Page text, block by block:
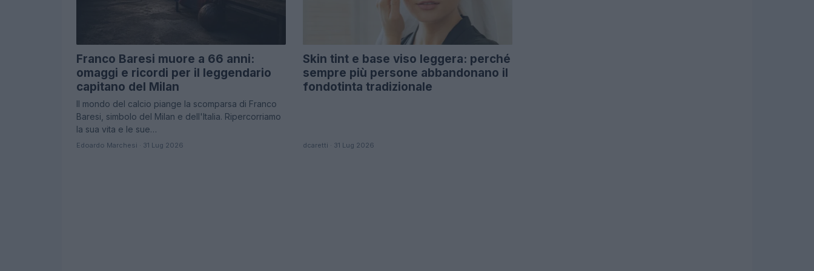
Franco Baresi muore a 66 anni:
omaggi e ricordi per il leggendario
capitano del Milan
Il mondo del calcio piange la scomparsa di Franco
Baresi, simbolo del Milan e dell'Italia. Ripercorriamo
la sua vita e le sue…
Edoardo Marchesi · 31 Lug 2026
Skin tint e base viso leggera: perché
sempre più persone abbandonano il
fondotinta tradizionale
dcaretti · 31 Lug 2026